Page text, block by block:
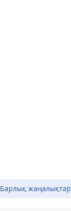
Барлық жаңалықтар